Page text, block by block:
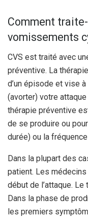
Comment
vomissements
CVS est traité avec
préventive. La
d’un épisode et vise
(avorter) votre
thérapie préventive
de se produire ou
durée) ou la
Dans la plupart des
patient. Les
début de l’attaque.
Dans la phase de
les premiers